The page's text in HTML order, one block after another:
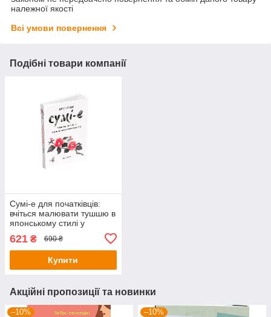
належної якості
Всі умови повернення
Подібні товари компанії
Сумі-е для початківців:
вчіться малювати тушшю в
японському стилі у
сучасного митця. Сьодзо
Коіке
621 ₴ 690 ₴
Купити
Акційні пропозиції та новинки
–10% –10%